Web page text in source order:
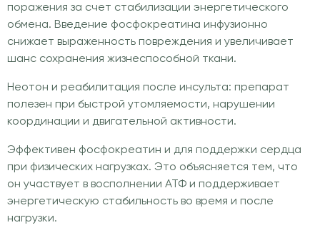
поражения за счет стабилизации энергетического
обмена. Введение фосфокреатина инфузионно
снижает выраженность повреждения и увеличивает
шанс сохранения жизнеспособной ткани.
Неотон и реабилитация после инсульта: препарат
полезен при быстрой утомляемости, нарушении
координации и двигательной активности.
Эффективен фосфокреатин и для поддержки сердца
при физических нагрузках. Это объясняется тем, что
он участвует в восполнении АТФ и поддерживает
энергетическую стабильность во время и после
нагрузки.